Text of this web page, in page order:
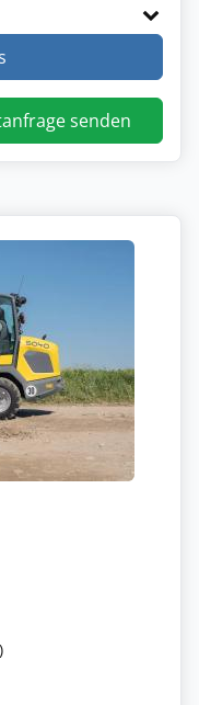
senden